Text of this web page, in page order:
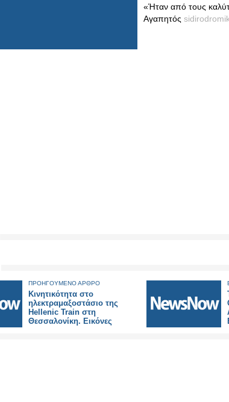
«Ήταν από τους
Αγαπητός
ΠΡΟΗΓΟΥΜΕΝΟ ΑΡΘΡΟ
Κινητικότητα στο
ηλεκτραμαξοστάσιο της
Hellenic Train στη
Θεσσαλονίκη. Εικόνες